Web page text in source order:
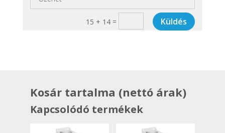
15 + 14 = Küldés
Kapcsolódó termékek
Kosár tartalma (nettó árak)